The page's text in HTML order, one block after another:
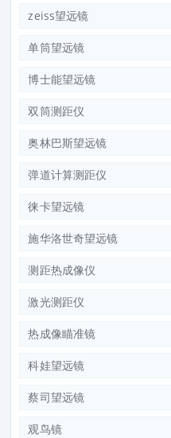
zeiss望远镜
单筒望远镜
博士能望远镜
双筒测距仪
奥林巴斯望远镜
弹道计算测距仪
徕卡望远镜
施华洛世奇望远镜
测距热成像仪
激光测距仪
热成像瞄准镜
科娃望远镜
蔡司望远镜
观鸟镜